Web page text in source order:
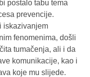
postalo tabu tema
prevencije.
iskazivanjem
fenomenima, došli
tumačenja, ali i da
komunikacije, kao i
koje mu slijede.